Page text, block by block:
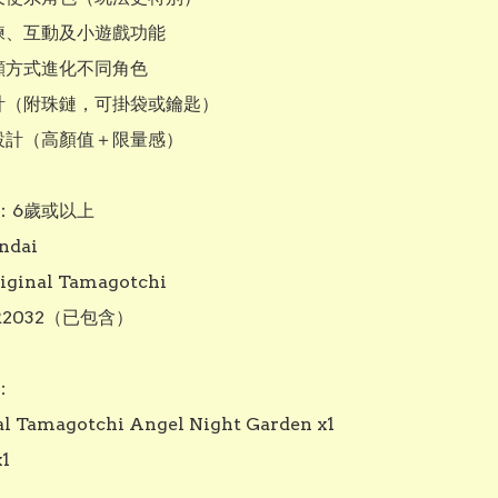
、互動及小遊戲功能
方式進化不同角色
附珠鏈，可掛袋或鑰匙）
（高顏值＋限量感）
6歲或以上
Tamagotchi
（已包含）
Tamagotchi Angel Night Garden x1